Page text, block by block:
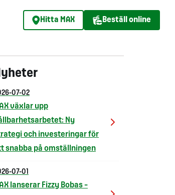
Hitta MAX Beställ online
07-02
växlar upp
Ny
och investeringar för
snabba på omställningen
07-01
lanserar Fizzy Bobas –